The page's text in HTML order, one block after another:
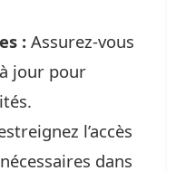
:Assurez-vous
jour pour
l’accès
dans